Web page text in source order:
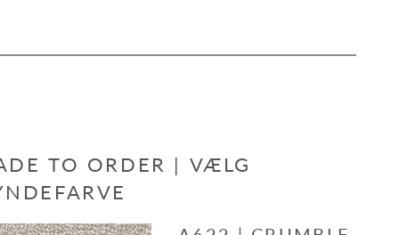
TO ORDER | VÆLG